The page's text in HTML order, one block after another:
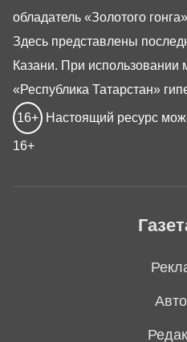
обладатель «Золотого
Здесь представлены
Казани. При использовании
«Республика Татарстан»
16+ Настоящий ресурс
16+